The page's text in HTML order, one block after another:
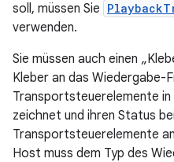
soll, müssen Sie
verwenden.
Sie müssen auch einen
Kleber an das Wiedergabe-
Transportsteuerelemente
zeichnet und ihren Status
Transportsteuerelemente
Host muss dem Typ des